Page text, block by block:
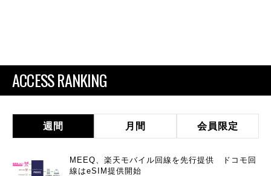
ACCESS RANKING
週間 月間 会員限定
MEEQ、楽天モバイル回線を先行提供 ドコモ回
線はeSIM提供開始